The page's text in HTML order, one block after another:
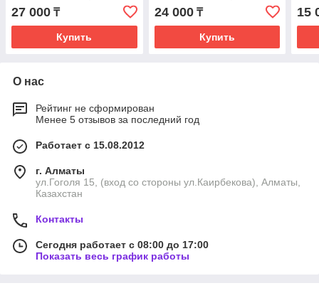
27 000 ₸
Купить
24 000₸
Купить
15
О нас
Рейтинг не сформирован
Менее 5 отзывов за последний год
Работает с 15.08.2012
г. Алматы
ул.Гоголя 15, (вход со стороны ул.Каирбекова), Алматы,
Казахстан
Контакты
Сегодня работает с 08:00 до 17:00
Показать весь график работы